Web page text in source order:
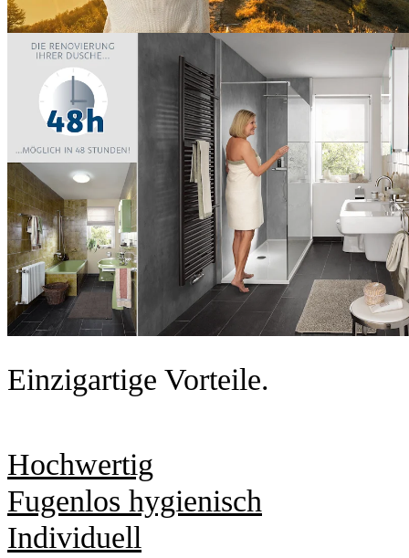
Einzigartige Vorteile.
Hochwertig
Fugenlos hygienisch
Individuell